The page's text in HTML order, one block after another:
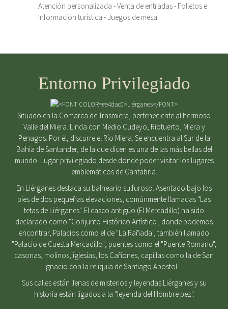
Atención personalizada - Venta de entradas - Folletos e
Información turística - Juegos de mesa
Entorno Privilegiado
Situado en la Comarca de Trasmiera, perteneciente al hermoso
Valle del Miera. Linda con Medio Cudeyo, Riotuerto, Miera y
Penagos. Por él, discurre el Río Miera. Se encuentra al Sur de la
Bahía de Santander, de la que dicen es una de las más bellas del
mundo. Lugar privilegiado desde donde poder visitar los lugares
emblemáticos de Cantabria.
En Liérganes destaca su balneario sulfuroso. Asentado bajo los
pies de dos pequeñas elevaciones, comúnmente llamadas "Las
tetas de Liérganes". El casco antigüo (El Mercadillo) ha sido
declarado como "Conjunto Histórico Artístico", donde podemos
encontrar, Palacios como el de "La Rañada", también llamado
"Palacio de Cuesta Mercadillo"; puentes como el "Puente Romano",
casonas, molinos, iglesias, los Cañones, capillas como la de San
Ignacio con la reliquia de Santiago Apostol…
Sus calles están llenas de misterios y leyendas.Liérganes y su
historia están ligados a la "leyenda del Hombre pez".